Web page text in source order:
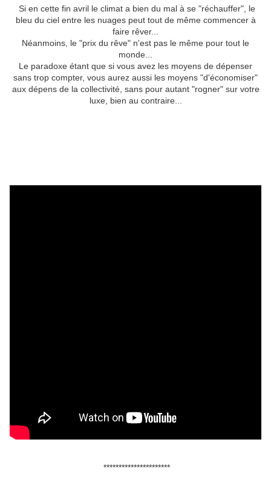
Si en cette fin avril le climat a bien du mal à se "réchauffer", le
bleu du ciel entre les nuages peut tout de même commencer à
faire rêver...
Néanmoins, le "prix du rêve" n'est pas le même pour tout le
monde...
Le paradoxe étant que si vous avez les moyens de dépenser
sans trop compter, vous aurez aussi les moyens "d'économiser"
aux dépens de la collectivité, sans pour autant "rogner" sur votre
luxe, bien au contraire...
**********************